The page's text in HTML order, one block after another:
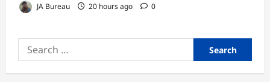
JA Bureau 20 hours ago 0
Search
for: